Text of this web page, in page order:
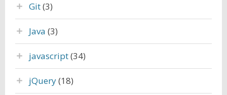
Git(3)
Java (3)
javascript(34)
jQuery(18)